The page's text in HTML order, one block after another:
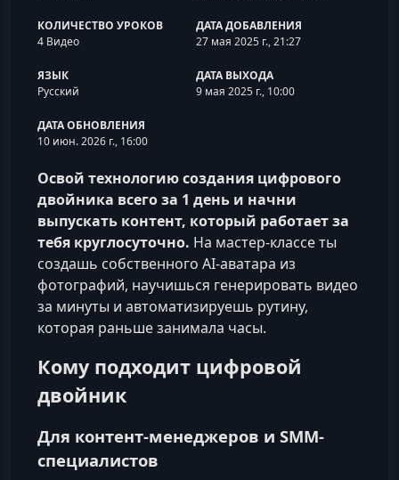
КОЛИЧЕСТВО УРОКОВ
4 Видео
ДАТА ДОБАВЛЕНИЯ
27 мая 2025 г., 21:27
ЯЗЫК
Русский
ДАТА ВЫХОДА
9 мая 2025 г., 10:00
ДАТА ОБНОВЛЕНИЯ
10 июн. 2026 г., 16:00
Освой технологию создания цифрового
двойника всего за 1 день и начни
выпускать контент, который работает за
тебя круглосуточно. На мастер-классе ты
создашь собственного AI-аватара из
фотографий, научишься генерировать видео
за минуты и автоматизируешь рутину,
которая раньше занимала часы.
Кому подходит цифровой
двойник
Для контент-менеджеров и SMM-
специалистов